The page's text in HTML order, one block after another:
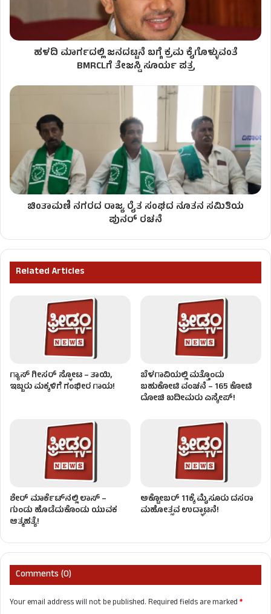
ಹಳದಿ ಮಾರ್ಗದಲ್ಲಿ ಜನದಟ್ಟನೆ ಬಗ್ಗೆ ಕ್ರಮ ಕೈಗೊಳ್ಳುವಂತೆ
BMRCLಗೆ ತೇಜಸ್ವಿ ಸೂರ್ಯ ಪತ್ರ
ಚಿಂತಾಮಣಿ ನಗರದ ರಾಜ್ಯ ರೈತ ಸಂಘದ ನೂತನ ಸಮಿತಿಯ
ಪುನರ್​ ರಚನೆ
Related Articles
ಗ್ಯಾಸ್ ಗೀಸರ್​​ ಸ್ಫೋಟ – ತಾಯಿ,
ಇಬ್ಬರು ಮಕ್ಕಳಿಗೆ ಗಂಭೀರ ಗಾಯ!
ಬೆಳಗಾವಿಯಲ್ಲಿ ಮತ್ತೊಂದು
ಬಹುಕೋಟಿ ವಂಚನೆ – 165 ಕೋಟಿ
ದೋಚಿ ಖದೀಮರು ಎಸ್ಕೇಪ್!
ಶೇರ್ ಮಾರ್ಕೆಟ್​ನಲ್ಲಿ ಲಾಸ್ –
ಗುಂಡು ಹೊಡೆದುಕೊಂಡು ಯುವಕ
ಆತ್ಮಹತ್ಯೆ!
ಅಕ್ಟೋಬರ್ 11ಕ್ಕೆ ಮೈಸೂರು ದಸರಾ
ಮಹೋತ್ಸವ ಉದ್ಘಾಟನೆ!
Comments (0)
Your email address will not be published.Required fields are marked*